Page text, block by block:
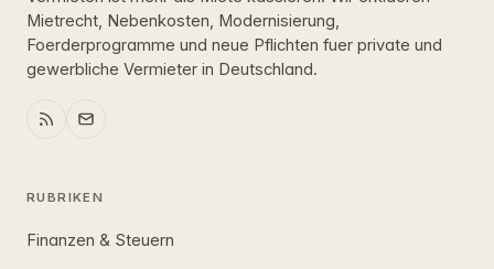
Mietrecht, Nebenkosten, Modernisierung,
Foerderprogramme und neue Pflichten fuer private und
gewerbliche Vermieter in Deutschland.
RUBRIKEN
Finanzen & Steuern